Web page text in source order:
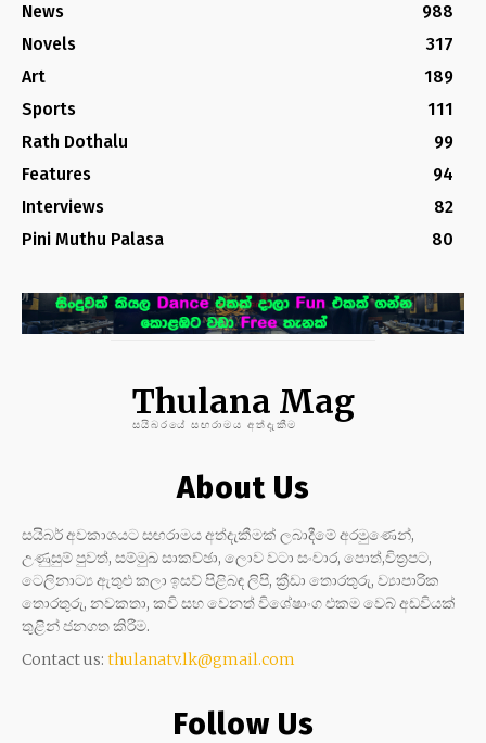
News
988
Novels
317
Art
189
Sports
111
Rath Dothalu
99
Features
94
Interviews
82
Pini Muthu Palasa
80
Thulana Mag
සයිබරයේ සඟරාමය අත්දැකීම
About Us
සයිබර් අවකාශයට සඟරාමය අත්දැකීමක් ලබාදීමේ අරමුණෙන්,
උණුසුම් පුවත්, සම්මුඛ සාකච්ඡා, ලොව වටා සංචාර, පොත්,චිත්‍රපට,
ටෙලිනාට්‍ය ඇතුළු කලා ඉසව් පිළිබඳ ලිපි, ක්‍රීඩා තොරතුරු, ව්‍යාපාරික
තොරතුරු, නවකතා, කවි සහ වෙනත් විශේෂාංග එකම වෙබ් අඩවියක්
තුළින් ජනගත කිරීම.
Contact us: thulanatv.lk@gmail.com
Follow Us